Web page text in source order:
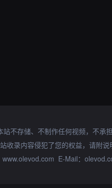
不存储、不制作任何视频，不承
收录内容侵犯了您的权益，请附
E-Mail：